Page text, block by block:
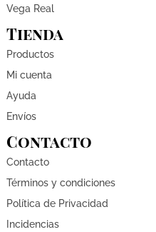
Vega Real
Tienda
Productos
Mi cuenta
Ayuda
Envíos
Contacto
Contacto
Términos y condiciones
Política de Privacidad
Incidencias